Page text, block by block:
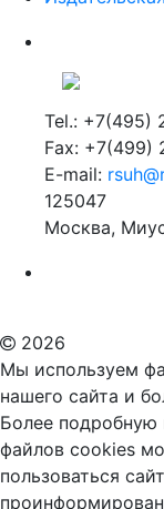
Tel.: +7(495)
Fax: +7(499)
E-mail:
125047
Москва,
2026
Мы используем
нашего сайта и
Более
файлов cookies
пользоваться